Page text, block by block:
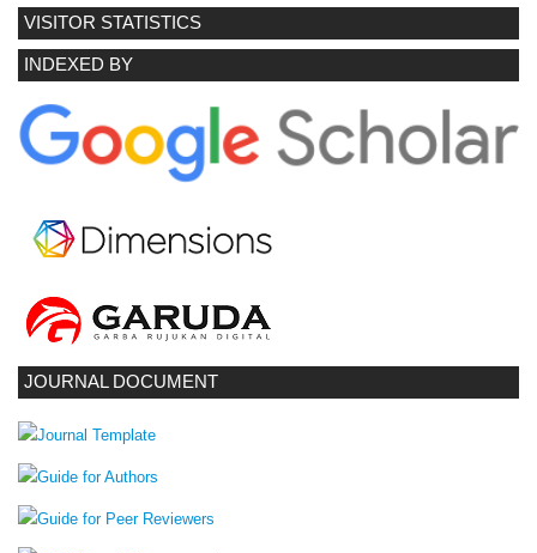
VISITOR STATISTICS
INDEXED BY
JOURNAL DOCUMENT